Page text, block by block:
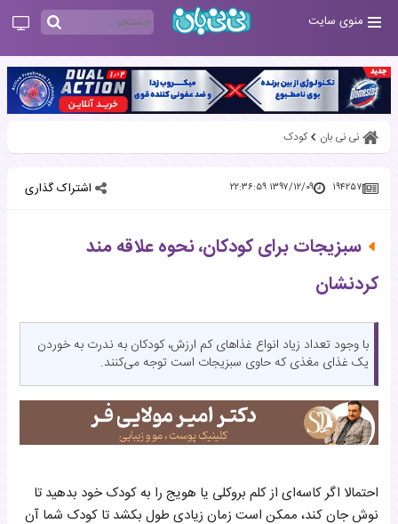
منوی سایت
نی نی بان کودک
۱۹۴۲۵۷ ۱۳۹۷/۱۲/۰۹ ۲۲:۳۶:۵۹ اشتراک گذاری
سبزیجات برای کودکان، نحوه علاقه مند
کردنشان
با وجود تعداد زیاد انواع غذاهای کم ارزش، کودکان به ندرت به خوردن
یک غذای مغذی که حاوی سبزیجات است توجه می‌کنند.
احتمالا اگر کاسه‌ای از کلم بروکلی یا هویج را به کودک خود بدهید تا
نوش جان کند، ممکن است زمان زیادی طول بکشد تا کودک شما آن